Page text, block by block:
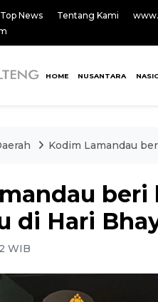
Top News Tentang Kami
HOME NUSANTARA
Kodim Lamandau
beri
di Hari
WIB